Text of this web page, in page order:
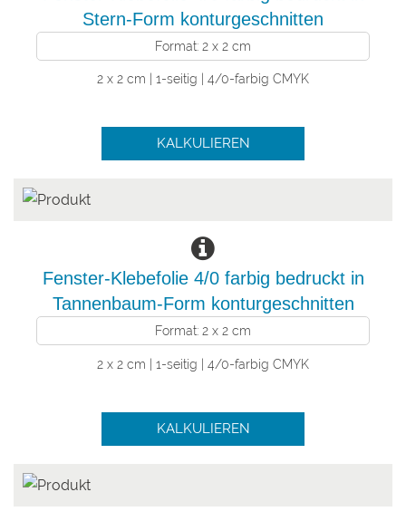
Stern-Form konturgeschnitten
Format: 2 x 2 cm
2 x 2 cm | 1-seitig | 4/0-farbig CMYK
KALKULIEREN
Fenster-Klebefolie 4/0 farbig bedruckt in
Tannenbaum-Form konturgeschnitten
Format: 2 x 2 cm
2 x 2 cm | 1-seitig | 4/0-farbig CMYK
KALKULIEREN